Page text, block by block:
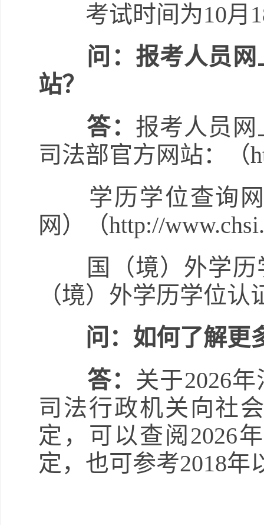
考试时间为10月
问：报考人员
站？
答： 报考人员
司法部官方网站：（
学历学位查询网
网）（http://
国（境）外学历
（境）外学历学位认
问：如何了解更
答： 关于2026
司法行政机关向社
定，可以查阅2026
定，也可参考2018